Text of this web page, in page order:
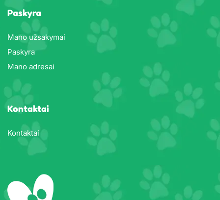
Paskyra
Mano užsakymai
Paskyra
Mano adresai
Kontaktai
Kontaktai